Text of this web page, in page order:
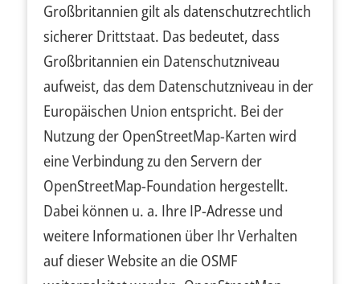
Großbritannien gilt als datenschutzrechtlich
sicherer Drittstaat. Das bedeutet, dass
Großbritannien ein Datenschutzniveau
aufweist, das dem Datenschutzniveau in der
Europäischen Union entspricht. Bei der
Nutzung der OpenStreetMap-Karten wird
eine Verbindung zu den Servern der
OpenStreetMap-Foundation hergestellt.
Dabei können u. a. Ihre IP-Adresse und
weitere Informationen über Ihr Verhalten
auf dieser Website an die OSMF